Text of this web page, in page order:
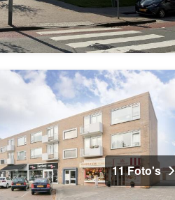
11 Foto's